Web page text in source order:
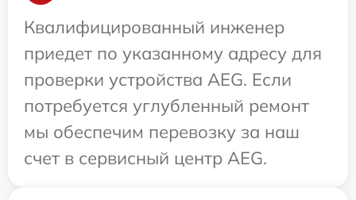
Квалифицированный инженер
приедет по указанному адресу для
проверки устройства AEG. Если
потребуется углубленный ремонт
мы обеспечим перевозку за наш
счет в сервисный центр AEG.